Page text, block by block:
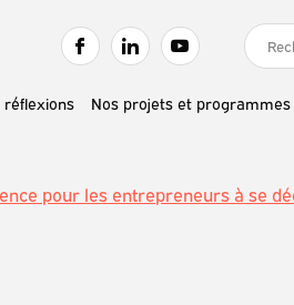
réflexions Nos projets et programmes
pour les entrepreneurs à se